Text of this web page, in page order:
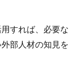
すれば、必要な
部人材の知見を